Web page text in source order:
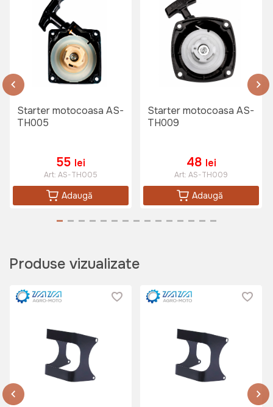
Starter motocoasa AS-
TH005
55 lei
Art: AS-TH005
Adaugă
Starter motocoasa AS-
TH009
48 lei
Art: AS-TH009
Adaugă
Produse vizualizate